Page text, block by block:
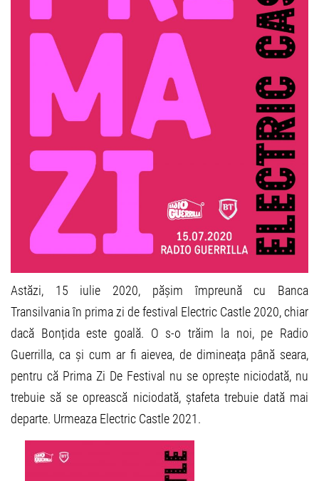
Astăzi, 15 iulie 2020, pășim împreună cu Banca
Transilvania în prima zi de festival Electric Castle 2020, chiar
dacă Bonțida este goală. O s-o trăim la noi, pe Radio
Guerrilla, ca și cum ar fi aievea, de dimineața până seara,
pentru că Prima Zi De Festival nu se oprește niciodată, nu
trebuie să se oprească niciodată, ștafeta trebuie dată mai
departe. Urmeaza Electric Castle 2021.